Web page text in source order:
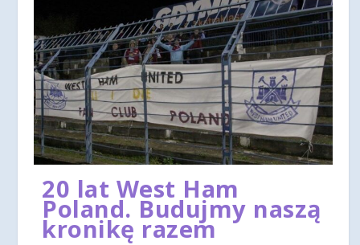
20 lat West Ham
Poland. Budujmy naszą
kronikę razem